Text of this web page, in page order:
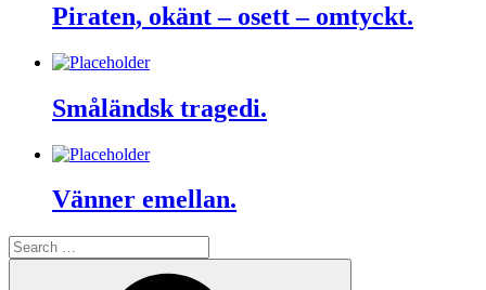
Piraten, okänt – osett – omtyckt.
Småländsk tragedi.
Vänner emellan.
Search
for: